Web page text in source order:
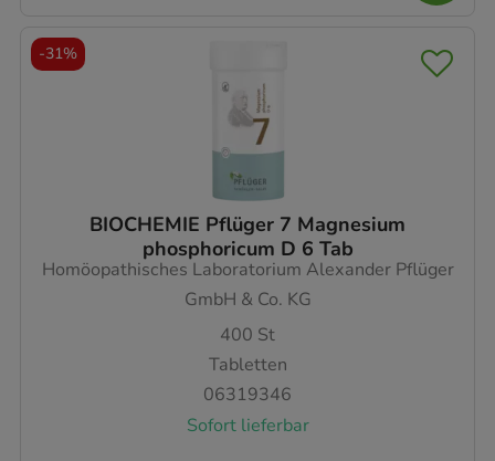
BIOCHEMIE Pflüger 7 Magnesium
phosphoricum D 6 Tab
Homöopathisches Laboratorium Alexander Pflüger
GmbH & Co. KG
400 St
Tabletten
06319346
Sofort lieferbar
-31%